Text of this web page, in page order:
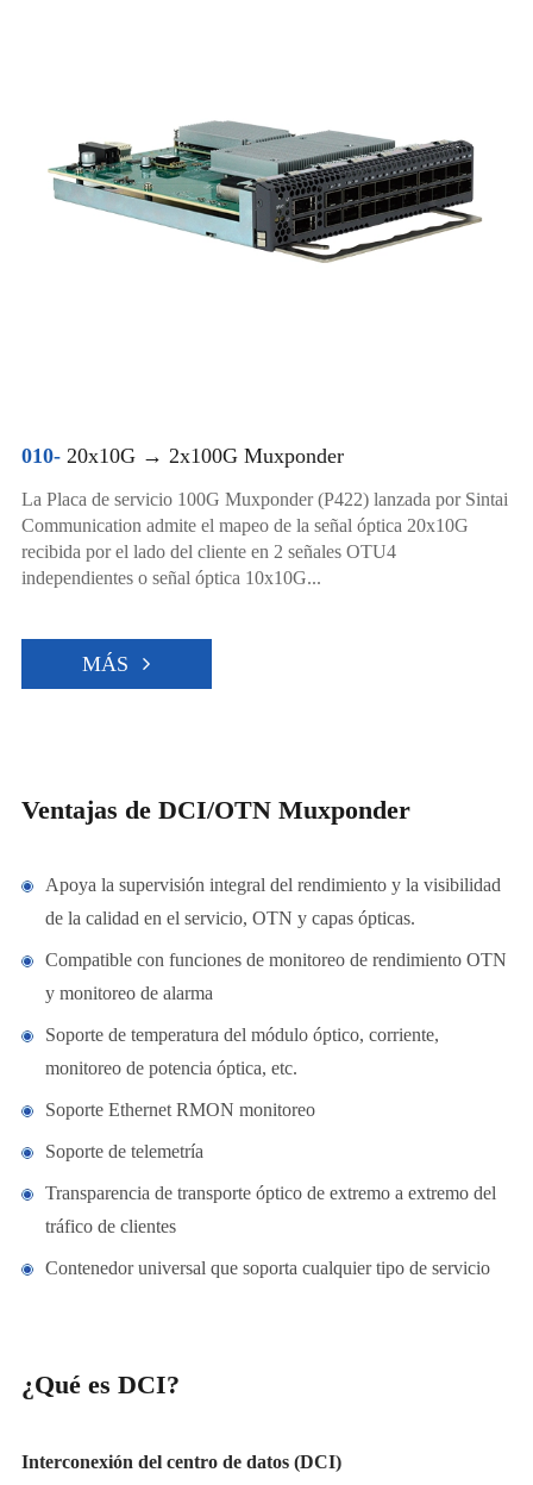
010-20x10G → 2x100G Muxponder
La Placa de servicio 100G Muxponder (P422) lanzada por Sintai
Communication admite el mapeo de la señal óptica 20x10G
recibida por el lado del cliente en 2 señales OTU4
independientes o señal óptica 10x10G...
MÁS
Ventajas de DCI/OTN Muxponder
Apoya la supervisión integral del rendimiento y la visibilidad
de la calidad en el servicio, OTN y capas ópticas.
Compatible con funciones de monitoreo de rendimiento OTN
y monitoreo de alarma
Soporte de temperatura del módulo óptico, corriente,
monitoreo de potencia óptica, etc.
Soporte Ethernet RMON monitoreo
Soporte de telemetría
Transparencia de transporte óptico de extremo a extremo del
tráfico de clientes
Contenedor universal que soporta cualquier tipo de servicio
¿Qué es DCI?
Interconexión del centro de datos (DCI)